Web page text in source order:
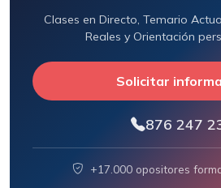
Clases en Directo, Temario
Reales y Orientación
Solicitar
876 247
+17.000 opositores